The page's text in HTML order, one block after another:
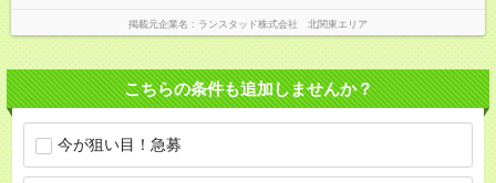
掲載元企業名 ランスタッド株式会社 北関東エリア
こちらの条件も追加しませんか？
今が狙い目！急募